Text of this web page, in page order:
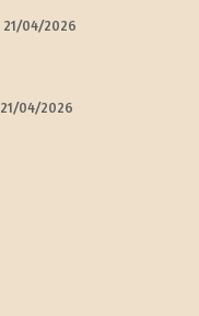
21/04/2026
21/04/2026